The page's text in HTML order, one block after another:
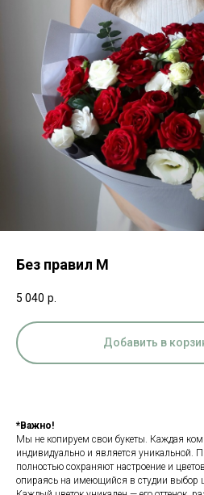
Без правил M
5 040 р.
Добавить в
*Важно!
Мы не копируем свои букеты. Каждая
индивидуально и является уникальной.
полностью сохраняют настроение и
опираясь на имеющийся в студии выбор